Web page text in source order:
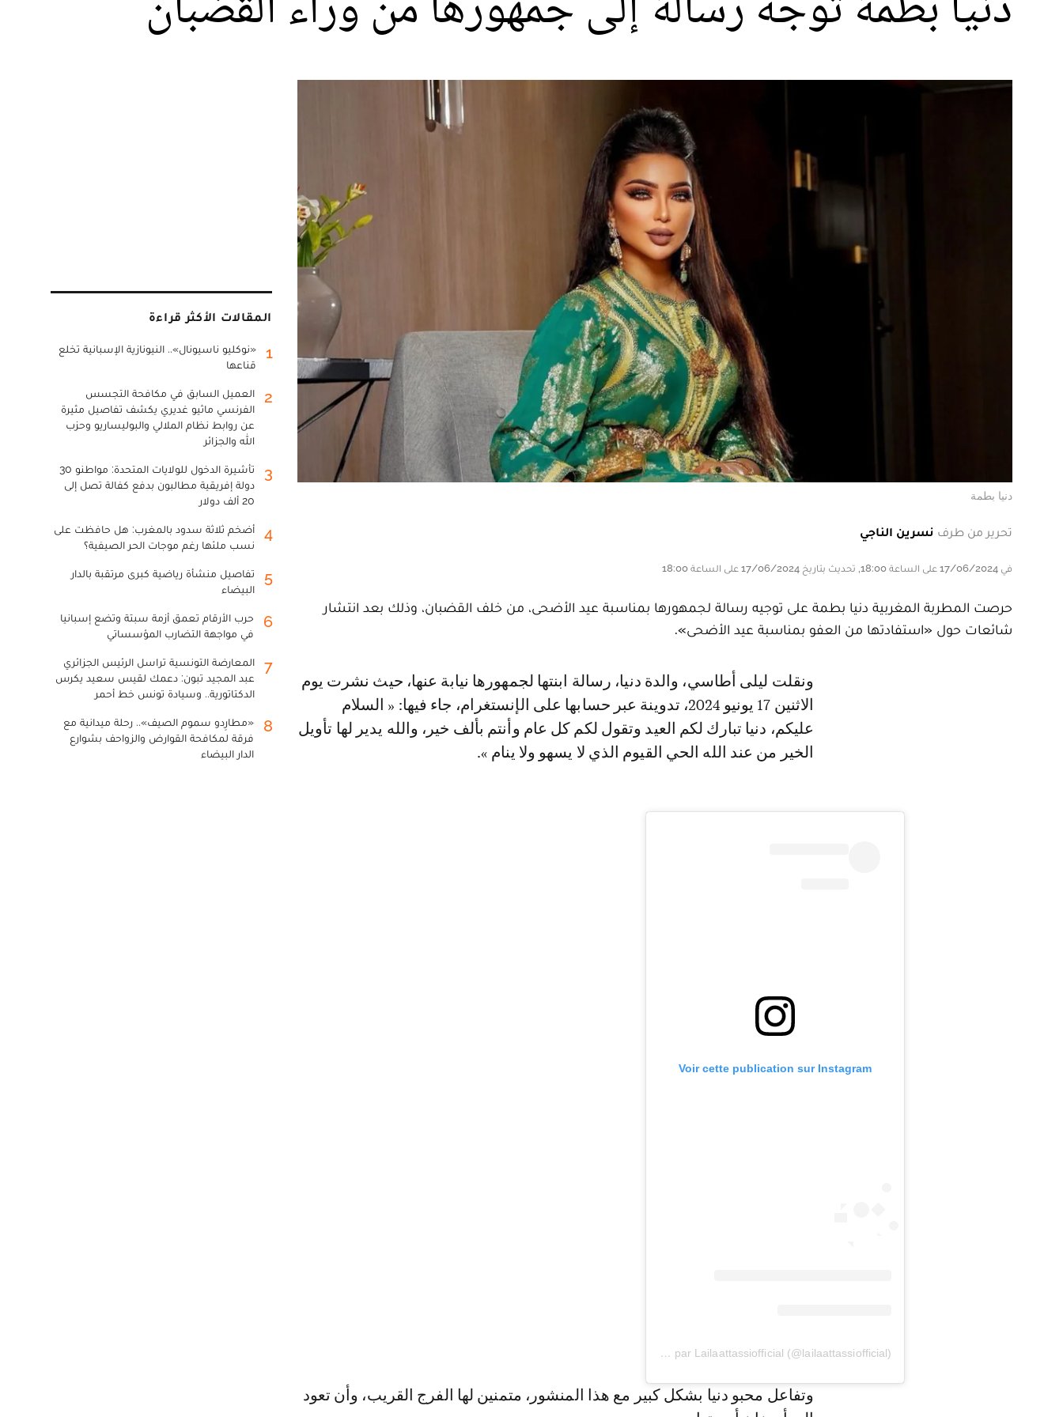
دنيا بطمة
تحرير من طرف نسرين الناجي
في 17/06/2024 على الساعة 18:00, تحديث بتاريخ 17/06/2024 على الساعة 18:00
حرصت المطربة المغربية دنيا بطمة على توجيه رسالة لجمهورها بمناسبة عيد الأضحى، من خلف القضبان، وذلك بعد انتشار
شائعات حول «استفادتها من العفو بمناسبة عيد الأضحى».
ونقلت ليلى أطاسي، والدة دنيا، رسالة ابنتها لجمهورها نيابة عنها، حيث نشرت يوم
الاثنين 17 يونيو 2024، تدوينة عبر حسابها على الإنستغرام، جاء فيها: « السلام
عليكم، دنيا تبارك لكم العيد وتقول لكم كل عام وأنتم بألف خير، والله يدير لها تأويل
الخير من عند الله الحي القيوم الذي لا يسهو ولا ينام ».
Voir cette publication sur Instagram
Une publication partagée par Lailaattassiofficial (@lailaattassiofficial)
وتفاعل محبو دنيا بشكل كبير مع هذا المنشور، متمنين لها الفرج القريب، وأن تعود
المقالات الأكثر قراءة
1
«نوكليو ناسيونال».. النيونازية الإسبانية تخلع
قناعها
2
العميل السابق في مكافحة التجسس
الفرنسي ماثيو غديري يكشف تفاصيل مثيرة
عن روابط نظام الملالي والبوليساريو وحزب
الله والجزائر
3
تأشيرة الدخول للولايات المتحدة: مواطنو 30
دولة إفريقية مطالبون بدفع كفالة تصل إلى
20 ألف دولار
4
أضخم ثلاثة سدود بالمغرب: هل حافظت على
نسب ملئها رغم موجات الحر الصيفية؟
5
تفاصيل منشأة رياضية كبرى مرتقبة بالدار
البيضاء
6
حرب الأرقام تعمق أزمة سبتة وتضع إسبانيا
في مواجهة التضارب المؤسساتي
7
المعارضة التونسية تراسل الرئيس الجزائري
عبد المجيد تبون: دعمك لقيس سعيد يكرس
الدكتاتورية.. وسيادة تونس خط أحمر
8
«مطارِدو سموم الصيف».. رحلة ميدانية مع
فرقة لمكافحة القوارض والزواحف بشوارع
الدار البيضاء